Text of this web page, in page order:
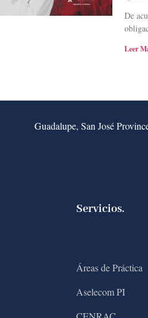
De
Leer
Guadalupe, San José
Servicios.
Áreas de Práctica
Aselecom PI